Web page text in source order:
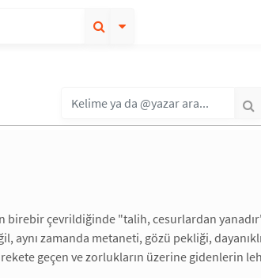
çevrildiğinde "talih, cesurlardan
aynı zamanda metaneti, gözü pekliği,
geçen ve zorlukların üzerine gidenlerin